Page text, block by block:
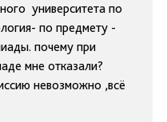
университета по
по предмету -
почему при
мне отказали?
невозможно ,всё